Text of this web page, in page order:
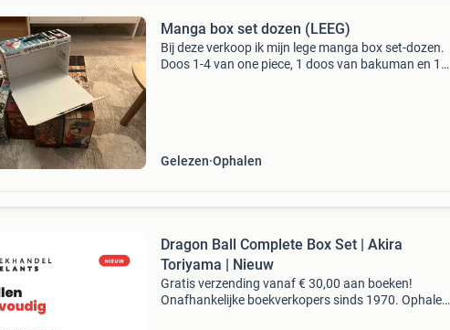
Manga box set dozen (LEEG)
Bij deze verkoop ik mijn lege manga box set-dozen.
Doos 1-4 van one piece, 1 doos van bakuman en 1
Gelezen Ophalen
Dragon Ball Complete Box Set | Akira
Toriyama | Nieuw
Gratis verzending vanaf € 30,00 aan boeken!
Onafhankelijke boekverkopers sinds 1970. Ophalen